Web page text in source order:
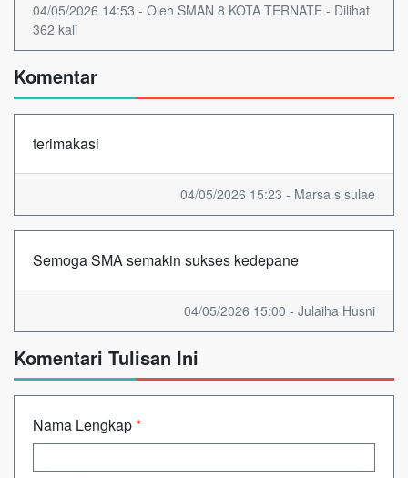
04/05/2026 14:53 - Oleh SMAN 8 KOTA TERNATE - Dilihat
362 kali
Komentar
terimakasi
04/05/2026 15:23 - Marsa s sulae
Semoga SMA semakin sukses kedepane
04/05/2026 15:00 - Julaiha Husni
Komentari Tulisan Ini
Nama Lengkap*